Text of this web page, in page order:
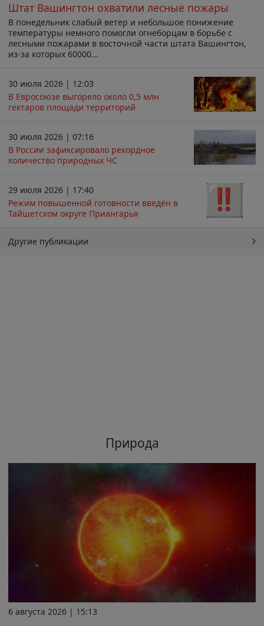
Штат Вашингтон охватили лесные пожары
В понедельник слабый ветер и небольшое понижение
температуры немного помогли огнеборцам в борьбе с
лесными пожарами в восточной части штата Вашингтон,
из-за которых 60000...
30 июля 2026 | 12:03
В Евросоюзе выгорело около 0,5 млн
гектаров площади территорий
30 июля 2026 | 07:16
В России зафиксировало рекордное
количество природных ЧС
29 июля 2026 | 17:40
Режим повышенной готовности введён в
Тайшетском округе Приангарья
Другие публикации
Природа
6 августа 2026 | 15:13